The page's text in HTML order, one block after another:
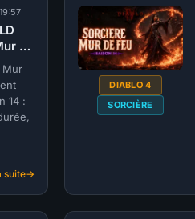
de
Mur
14 :
suite
DIABLO 4
SORCIÈRE